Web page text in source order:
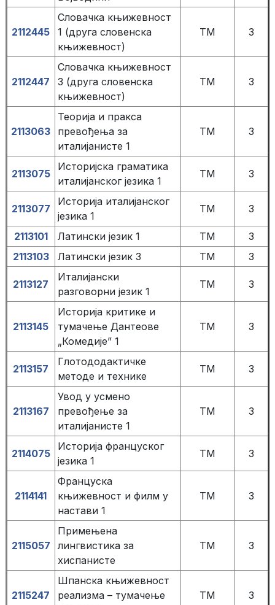
2112445
Словачка књижевност
1 (друга словенска
књижевност)
TM 3
2112447
Словачка књижевност
3 (друга словенска
књижевност)
TM 3
2113063
Теорија и пракса
превођења за
италијанисте 1
TM 3
2113075
Историјска граматика
италијанског језика 1
TM 3
2113077
Историја италијанског
језика 1
TM 3
2113101 Латински језик 1 TM
3
2113103
Латински језик 3 TM 3
2113127
Италијански
разговорни језик 1
TM 3
2113145
Историја критике и
тумачење Дантеове
„Комедије” 1
TM 3
2113157
Глотододактичке
методе и технике
TM 3
2113167
Увод у усмено
превођење за
италијанисте 1
TM 3
2114075
Историја француског
језика 1
TM 3
2114141
Француска
књижевност и филм у
настави 1
TM 3
2115057
Примењена
лингвистика за
хиспанисте
TM 3
2115247
Шпанска књижевност
реализма – тумачење
TM 3